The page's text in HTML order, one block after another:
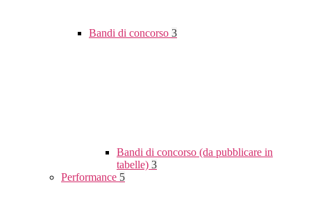
Bandi di concorso 3
Bandi di concorso (da pubblicare in
tabelle) 3
Performance 5